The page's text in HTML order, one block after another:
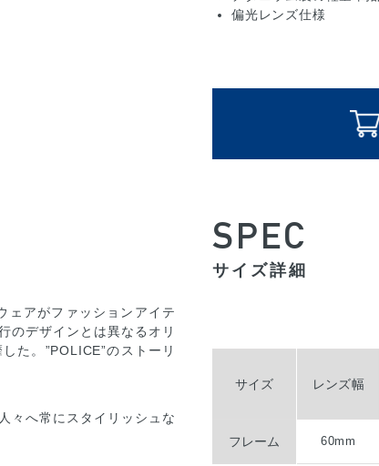
偏光レンズ仕様
アがファッションアイテ
のデザインとは異なるオリ
た。”POLICE”のストーリ
々へ常にスタイリッシュな
SPEC
サイズ詳細
サイズ レンズ幅
フレーム 60mm